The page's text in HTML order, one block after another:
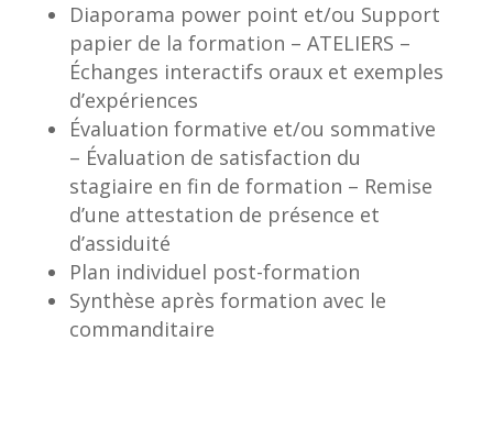
Diaporama power point et/ou Support
papier de la formation – ATELIERS –
Échanges interactifs oraux et exemples
d’expériences
Évaluation formative et/ou sommative
– Évaluation de satisfaction du
stagiaire en fin de formation – Remise
d’une attestation de présence et
d’assiduité
Plan individuel post-formation
Synthèse après formation avec le
commanditaire